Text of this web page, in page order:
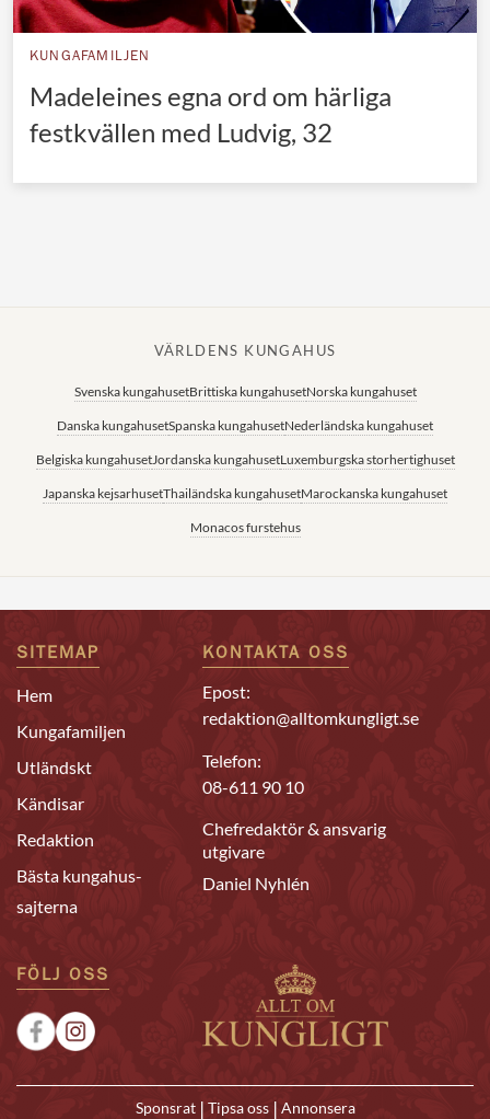
Marockanska kungahuset
KUNGAFAMILJEN
Madeleines egna ord om härliga
festkvällen med Ludvig, 32
VÄRLDENS KUNGAHUS
Svenska kungahusetBrittiska kungahusetNorska kungahuset
Danska kungahusetSpanska kungahusetNederländska kungahuset
Belgiska kungahusetJordanska kungahusetLuxemburgska storhertighuset
Japanska kejsarhusetThailändska kungahusetMarockanska kungahuset
Monacos furstehus
SITEMAP
Hem
Kungafamiljen
Utländskt
Kändisar
Redaktion
Bästa kungahus-
sajterna
KONTAKTA OSS
Epost:
redaktion@alltomkungligt.se
Telefon:
08-611 90 10
Chefredaktör & ansvarig
utgivare
Daniel Nyhlén
FÖLJ OSS
Sponsrat | Tipsa oss | Annonsera